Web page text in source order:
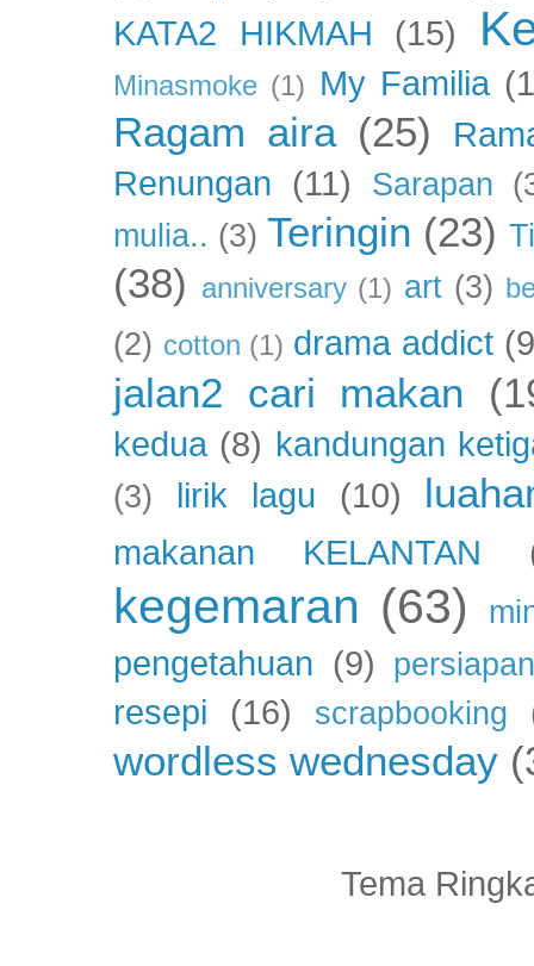
KATA2 HIKMAH (15)
Minasmoke (1) My Familia
Ragam aira (25)
Renungan (11) Sarapan
mulia.. (3) Teringin (23)
(38) anniversary (1) art (3)
(2) cotton (1) drama addict
jalan2 cari makan
kedua (8) kandungan
(3) lirik lagu (10)
makanan KELANTAN
kegemaran (63)
pengetahuan (9)
resepi (16) scrapbooking
wordless wednesday
Tema